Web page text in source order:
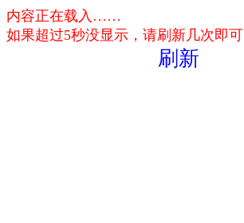
内容正在载入……
如果超过5秒没显示，请刷新几次即可
刷新